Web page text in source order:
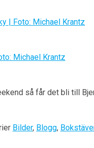
så får det bli till
Bilder, Blogg,